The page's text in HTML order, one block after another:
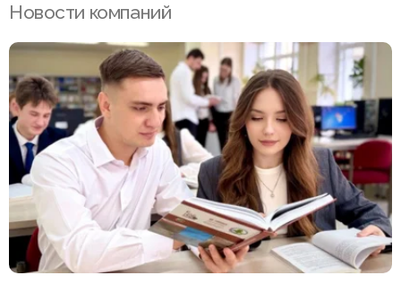
Новости компаний